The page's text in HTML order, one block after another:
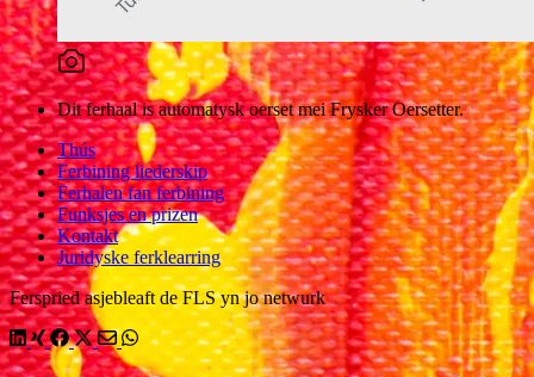
Dit ferhaal is automatysk oerset mei Frysker Oersetter.
Thús
Ferbining liederskip
Ferhalen fan ferbining
Funksjes en prizen
Kontakt
Juridyske ferklearring
Ferspried asjebleaft de FLS yn jo netwurk